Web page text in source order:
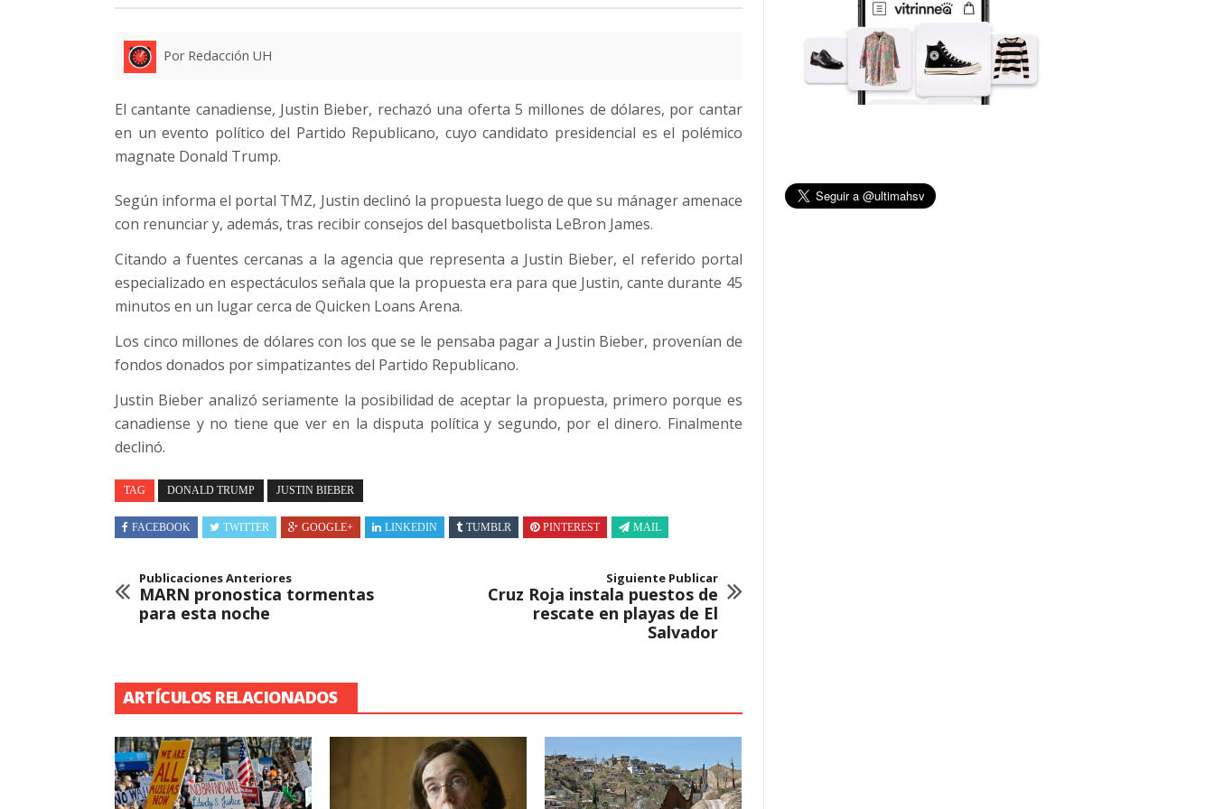
Por Redacción UH
El cantante canadiense, Justin Bieber, rechazó una oferta 5 millones de dólares, por cantar
en un evento político del Partido Republicano, cuyo candidato presidencial es el polémico
magnate Donald Trump.
Según informa el portal TMZ, Justin declinó la propuesta luego de que su mánager amenace
con renunciar y, además, tras recibir consejos del basquetbolista LeBron James.
Citando a fuentes cercanas a la agencia que representa a Justin Bieber, el referido portal
especializado en espectáculos señala que la propuesta era para que Justin, cante durante 45
minutos en un lugar cerca de Quicken Loans Arena.
Los cinco millones de dólares con los que se le pensaba pagar a Justin Bieber, provenían de
fondos donados por simpatizantes del Partido Republicano.
Justin Bieber analizó seriamente la posibilidad de aceptar la propuesta, primero porque es
canadiense y no tiene que ver en la disputa política y segundo, por el dinero. Finalmente
declinó.
TAG DONALD TRUMP JUSTIN BIEBER
FACEBOOK TWITTER GOOGLE+ LINKEDIN TUMBLR PINTEREST MAIL
Publicaciones Anteriores
MARN pronostica tormentas
para esta noche
Siguiente Publicar
Cruz Roja instala puestos de
rescate en playas de El
Salvador
ARTÍCULOS RELACIONADOS